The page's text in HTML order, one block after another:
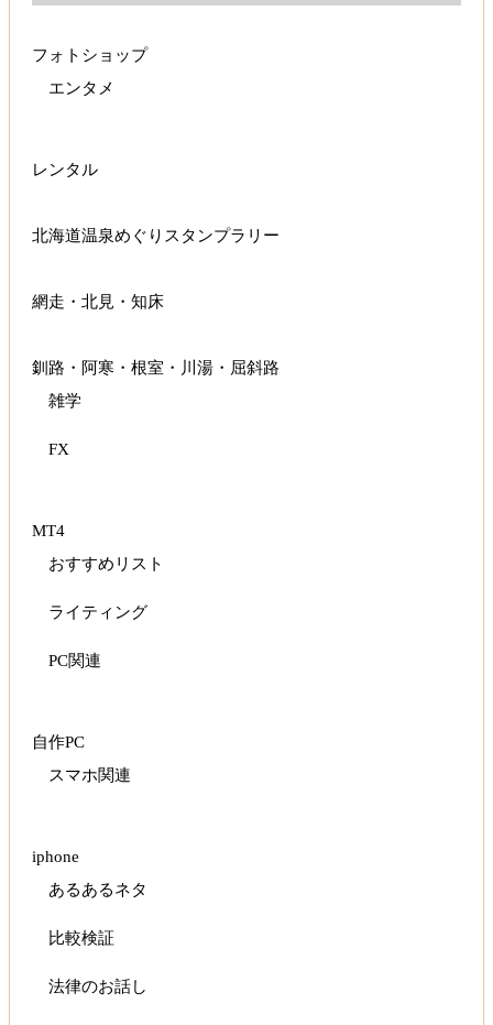
フォトショップ
エンタメ
レンタル
北海道温泉めぐりスタンプラリー
網走・北見・知床
釧路・阿寒・根室・川湯・屈斜路
雑学
FX
MT4
おすすめリスト
ライティング
PC関連
自作PC
スマホ関連
iphone
あるあるネタ
比較検証
法律のお話し